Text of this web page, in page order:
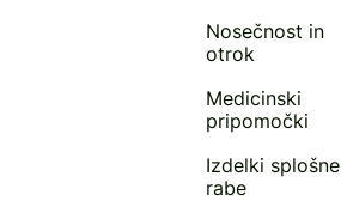
Nosečnost in
otrok
Medicinski
pripomočki
Izdelki splošne
rabe